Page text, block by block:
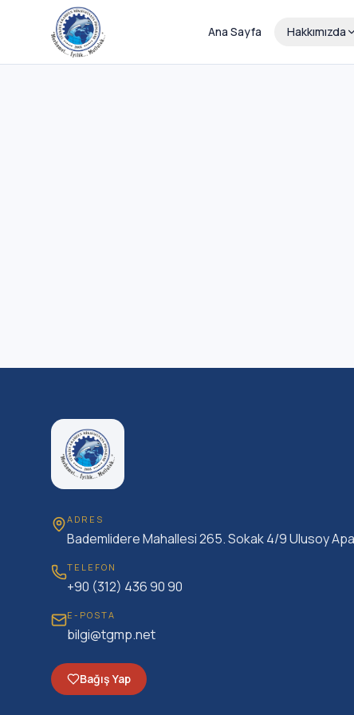
Ana Sayfa Hakkımızda
ADRES
Bademlidere Mahallesi 265. Sokak 4/9 Ulusoy
TELEFON
+90 (312) 436 90 90
E-POSTA
bilgi@tgmp.net
Bağış Yap